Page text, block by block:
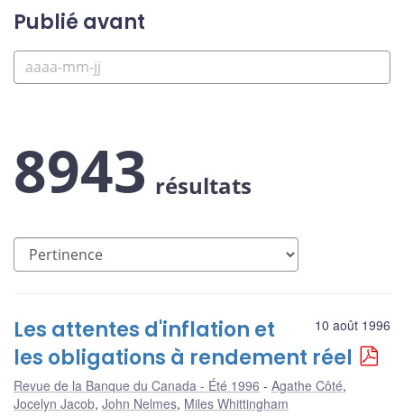
Publié avant
8943 résultats
10 août 1996
Les attentes d'inflation et
les obligations à rendement réel
Revue de la Banque du Canada - Été 1996 Agathe Côté,
Jocelyn Jacob, John Nelmes, Miles Whittingham